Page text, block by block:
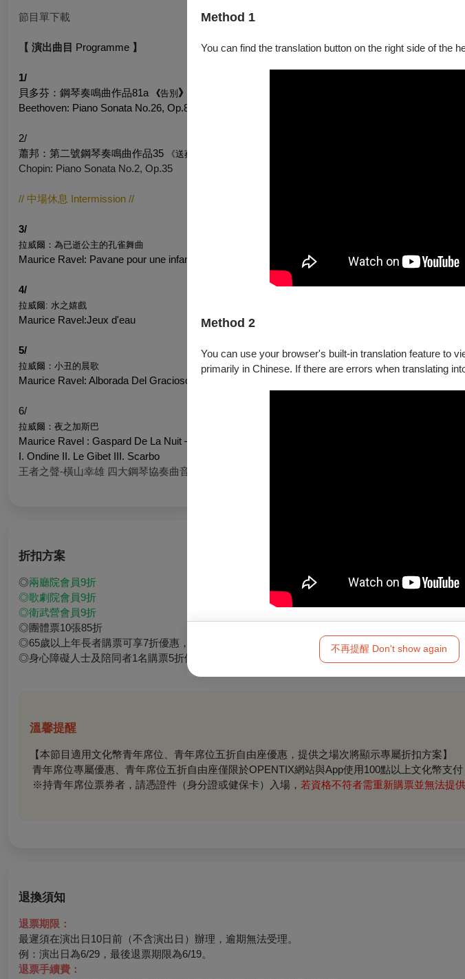
Method 1
You can find the translation button on the right side of the
Method 2
You can use your browser's built-in translation feature to
primarily in Chinese. If there are errors when translating
不再提醒 Don't show again
節目單下載
【 演出曲目 Programme 】
1/
貝多芬：鋼琴奏鳴曲作品81a
《告別 》
Beethoven: Piano Sonata No.26, Op.81a
2/
蕭邦：第二號鋼琴奏鳴曲作品35
《送葬
Chopin: Piano Sonata No.2, Op.35
// 中場休息 Intermission //
3/
拉威爾：為已逝公主的孔雀舞曲
Maurice Ravel: Pavane pour une infante défunte
4/
拉威爾: 水之嬉戲
Maurice Ravel:Jeux d'eau
5/
拉威爾：小丑的晨歌
Maurice Ravel: Alborada Del Gracioso
6/
拉威爾：夜之加斯巴
Maurice Ravel : Gaspard De La Nuit –
I. Ondine II. Le Gibet III. Scarbo
王者之聲-橫山幸雄 四大鋼琴協奏曲音樂會購票去
折扣方案
◎兩廳院會員9折
◎歌劇院會員9折
◎衛武營會員9折
◎團體票10張85折
◎65歲以上年長者購票可享7折優惠，入場時請出示證件
◎身心障礙人士及陪同者1名購票5折優待，入場時應出示身心障礙手冊，陪同者與身障者需同時入
溫馨提醒
【本節目適用文化幣青年席位、青年席位五折自由座優惠，提供之場次將顯示專屬折扣方案】
青年席位專屬優惠、青年席位五折自由座僅限於OPENTIX網站與App使用100點以上文化幣支付
※持青年席位票券者，請憑證件（身分證或健保卡）入場， 若資格不符者需重新購票並無法提
退換須知
退票期限：
最遲須在演出日10日前（不含演出日）辦理，逾期無法受理。
例：演出日為6/29，最後退票期限為6/19。
退票手續費：